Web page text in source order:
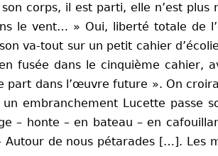
corps, il est parti, elle n’est
le vent… » Oui, liberté totale de
va-tout sur un petit cahier
fusée dans le cinquième cahier,
part dans l’œuvre future ». On
un embranchement Lucette passe
– honte – en bateau – en
Autour de nous pétarades […]. Les